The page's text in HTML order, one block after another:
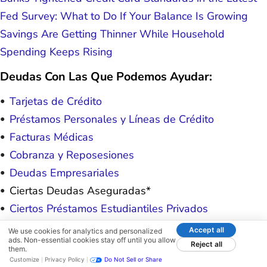
Fed Survey: What to Do If Your Balance Is Growing
Savings Are Getting Thinner While Household
Spending Keeps Rising
Deudas Con Las Que Podemos Ayudar:
Tarjetas de Crédito
Préstamos Personales y Líneas de Crédito
Facturas Médicas
Cobranza y Reposesiones
Deudas Empresariales
Ciertas Deudas Aseguradas*
Ciertos Préstamos Estudiantiles Privados
Deuda con el IRS y Impuestos Atrasados
Deudas Con Las Que No Podemos Ayudar:
We use cookies for analytics and personalized
ads. Non-essential cookies stay off until you allow
them.
Accept all
Reject all
Customize Privacy Policy Do Not Sell or Share